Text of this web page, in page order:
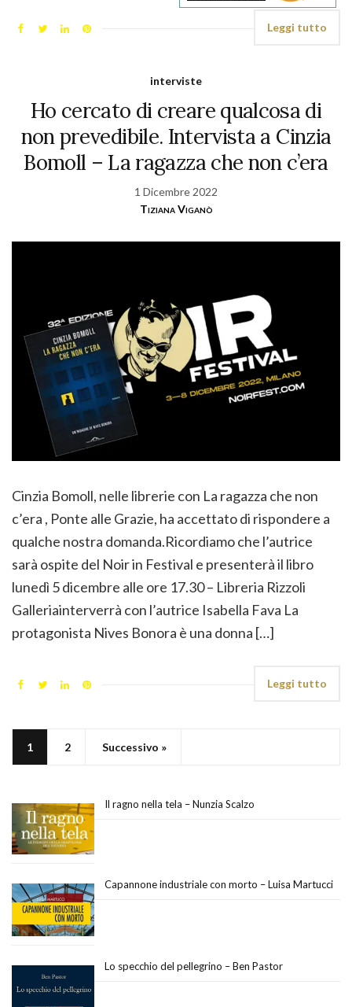
Leggi tutto
interviste
Ho cercato di creare qualcosa di
non prevedibile. Intervista a Cinzia
Bomoll – La ragazza che non c’era
1 Dicembre 2022
Tiziana Viganò
Cinzia Bomoll, nelle librerie con La ragazza che non
c’era , Ponte alle Grazie, ha accettato di rispondere a
qualche nostra domanda.Ricordiamo che l’autrice
sarà ospite del Noir in Festival e presenterà il libro
lunedì 5 dicembre alle ore 17.30 – Libreria Rizzoli
Galleriainterverrà con l’autrice Isabella Fava La
protagonista Nives Bonora è una donna […]
Leggi tutto
1 2 Successivo »
Il ragno nella tela – Nunzia Scalzo
Capannone industriale con morto – Luisa Martucci
Lo specchio del pellegrino – Ben Pastor